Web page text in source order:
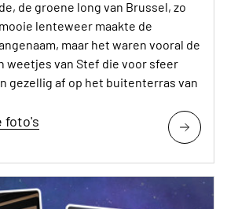
de groene long van Brussel, zo
lenteweer maakte de
maar het waren vooral de
weetjes van Stef die voor sfeer
gezellig af op het buitenterras van
foto's